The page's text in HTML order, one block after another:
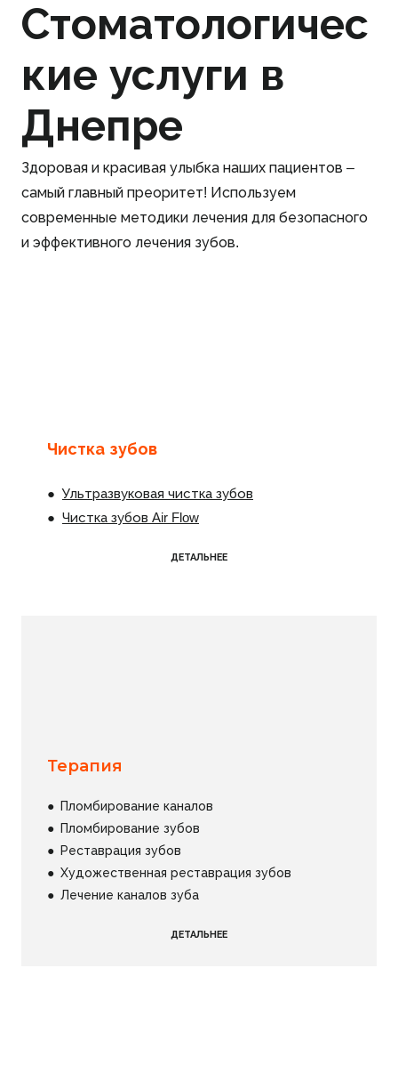
Стоматологичес
кие услуги в
Днепре
Здоровая и красивая улыбка наших пациентов –
самый главный преоритет! Используем
современные методики лечения для безопасного
и эффективного лечения зубов.
Чистка зубов
●Ультразвуковая чистка зубов
● Чистка зубов Air Flow
ДЕТАЛЬНЕЕ
Терапия
● Пломбирование каналов
● Пломбирование зубов
● Реставрация зубов
● Художественная реставрация зубов
● Лечение каналов зуба
ДЕТАЛЬНЕЕ